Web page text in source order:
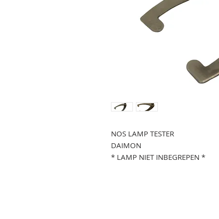
NOS LAMP TESTER
DAIMON
* LAMP NIET INBEGREPEN *